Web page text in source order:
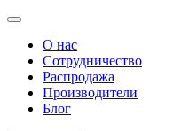
О нас
Сотрудничество
Распродажа
Производители
Блог